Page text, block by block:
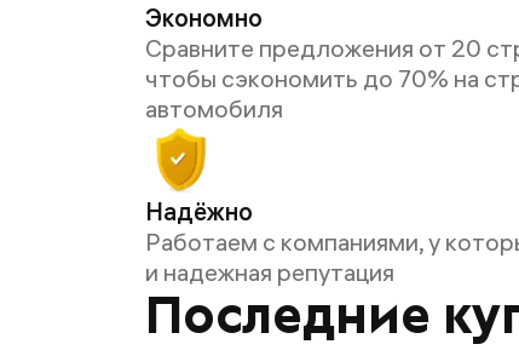
Экономно
Сравните предложения от 20
чтобы сэкономить до 70% на
автомобиля
Надёжно
Работаем с компаниями, у
и надежная репутация
Последние